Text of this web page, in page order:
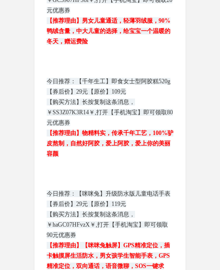
元优惠券
【推荐理由】男女儿童通适，轻薄羽绒服，90%
鸭绒含量，中大儿童的选择，给宝宝一个温暖的
冬天，赠运费险
今日推荐：【千年生工】即食女士型阿胶糕520g
【券后价】29元【原价】109元
【购买方法】长按复制这条消息，
￥SS3Z07K3R14￥,打开【手机淘宝】即可领取80
元优惠券
【推荐理由】物精料实，传承千年工艺，100%驴
皮熬制，自然好阿胶，爱上阿胶，爱上你的美丽
容颜
今日推荐：【咪咪兔】升级防水版儿童电话手表
【券后价】29元【原价】119元
【购买方法】长按复制这条消息，
￥haGC07HFvzX￥,打开【手机淘宝】即可领取
90元优惠券
【推荐理由】【咪咪兔触屏】GPS精准定位，插
卡触摸屏生活防水，男女孩学生智能手表，GPS
精准定位，双向通话，语音微聊，SOS一键求